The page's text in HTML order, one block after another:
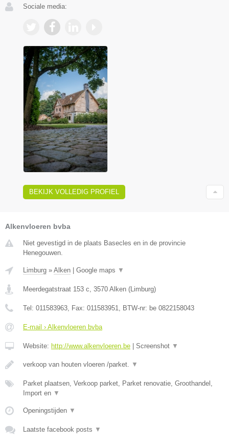
Sociale media:
BEKIJK VOLLEDIG PROFIEL
Alkenvloeren bvba
Niet gevestigd in de plaats Basecles en in de provincie
Henegouwen.
Limburg » Alken Google maps ▼
Meerdegatstraat 153 c, 3570 Alken (Limburg)
Tel: 011583963, Fax: 011583951, BTW-nr: be 0822158043
E-mail › Alkenvloeren bvba
Website: http://www.alkenvloeren.be Screenshot ▼
verkoop van houten vloeren /parket. ▼
Parket plaatsen, Verkoop parket, Parket renovatie, Groothandel,
Import en ▼
Openingstijden ▼
Laatste facebook posts ▼